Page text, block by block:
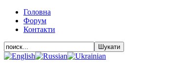
Головна
Форум
Контакти